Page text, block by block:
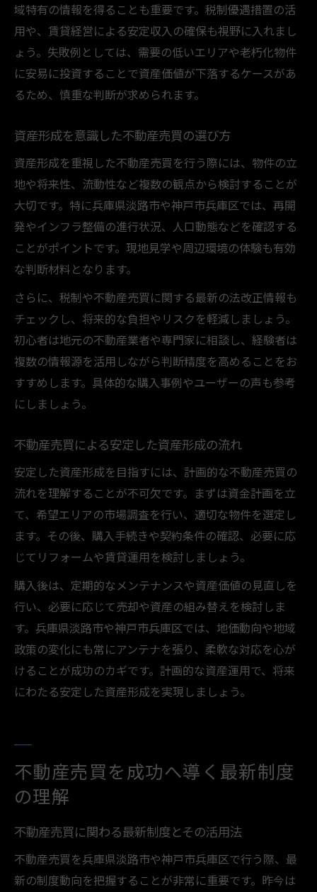
域特有の情報を得ることも重要です。税制優遇措置の活
用や、賃貸経営による安定収入の確保も視野に入れまし
ょう。失敗例としては、需要の低いエリアや老朽化物件
に安易に投資することで資産価値が下落するケースがあ
るため、慎重な判断が求められます。
資産形成を意識した不動産売買の選び方
資産形成を重視した不動産売買を行う際には、物件の立
地や将来性、流動性など複数の観点から検討することが
大切です。特に兵庫県淡路市や神戸市兵庫区では、再開
発やインフラ整備の進行状況、人口動態などを確認する
ことがポイントです。現地見学や周辺環境の体験も有効
な判断材料となります。
さらに、税制や不動産売買に関する最新の法改正情報も
チェックし、将来的な負担やリスクを軽減しましょう。
初心者は地元の不動産業者や専門家に相談し、経験者は
複数の情報源を活用しながら判断精度を高めることをお
すすめします。具体的な購入事例やユーザーの声も参考
にしましょう。
不動産売買による安定した資産形成の流れ
安定した資産形成を目指すには、計画的な不動産売買の
流れを理解することが不可欠です。まずは資金計画を立
て、希望エリアの市場調査を行い、適切な物件を選定し
ます。その後、購入手続きや契約条件の確認、必要に応
じてリフォームや賃貸運用を検討しましょう。
購入後は、定期的なメンテナンスや資産価値の見直しを
行い、必要に応じて売却や資産の組み替えを検討しま
す。兵庫県淡路市や神戸市兵庫区では、地価動向や地域
政策の変化にも常にアンテナを張り、柔軟な対応を心が
けることが成功のカギです。計画的な資産運用で、将来
にわたる安定した資産形成を実現しましょう。
不動産売買を成功へ導く最新制度
の理解
不動産売買に関わる最新制度とその活用法
不動産売買を兵庫県淡路市や神戸市兵庫区で行う際、最
新の制度動向を把握することが非常に重要です。昨今は